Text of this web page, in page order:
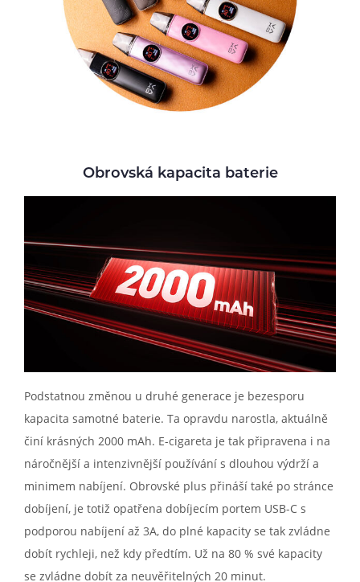
Obrovská kapacita baterie
Podstatnou změnou u druhé generace je bezesporu
kapacita samotné baterie. Ta opravdu narostla, aktuálně
činí krásných 2000 mAh. E-cigareta je tak připravena i na
náročnější a intenzivnější používání s dlouhou výdrží a
minimem nabíjení. Obrovské plus přináší také po stránce
dobíjení, je totiž opatřena dobíjecím portem USB-C s
podporou nabíjení až 3A, do plné kapacity se tak zvládne
dobít rychleji, než kdy předtím. Už na 80 % své kapacity
se zvládne dobít za neuvěřitelných 20 minut.